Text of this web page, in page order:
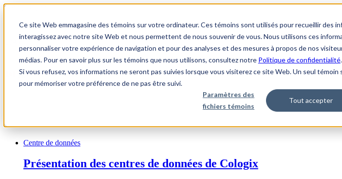
Ce site Web emmagasine des témoins sur votre ordinateur. Ces témoins sont utilisés pour recueillir des
interagissez avec notre site Web et nous permettent de nous souvenir de vous. Nous utilisons ces
personnaliser votre expérience de navigation et pour des analyses et des mesures à propos de nos
médias. Pour en savoir plus sur les témoins que nous utilisons, consultez notre Politique de confidentialité.
Si vous refusez, vos informations ne seront pas suivies lorsque vous visiterez ce site Web. Un seul
pour mémoriser votre préférence de ne pas être suivi.
Paramètres des
fichiers témoins
Tout accepter
1.866.931.9661
Login
FR
Centre de données
Présentation des centres de données de Cologix